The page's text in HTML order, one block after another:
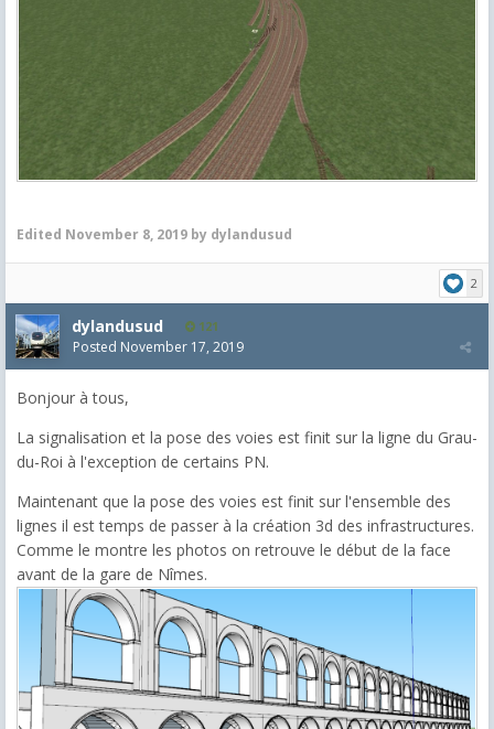
Edited November 8, 2019 by dylandusud
2
dylandusud 121
Posted November 17, 2019
Bonjour à tous,
La signalisation et la pose des voies est finit sur la ligne du Grau-
du-Roi à l'exception de certains PN.
Maintenant que la pose des voies est finit sur l'ensemble des
lignes il est temps de passer à la création 3d des infrastructures.
Comme le montre les photos on retrouve le début de la face
avant de la gare de Nîmes.